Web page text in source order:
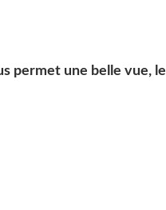
permet une belle vue, le